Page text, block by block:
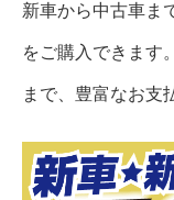
新車から中古車ま
をご購入できます
まで、豊富なお支